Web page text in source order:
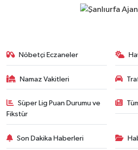
Nöbetçi Eczaneler
Namaz Vakitleri
Süper Lig Puan Durumu ve
Fikstür
Son Dakika Haberleri